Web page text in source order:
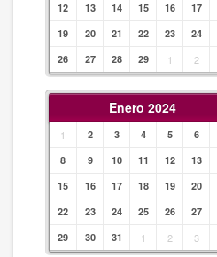
12
13 14 15 16 17
19
20 21 22 23 24
26
27 28 29 1 2
Enero 2024
1 2 3 4 5 6
8
9 10 11 12 13
15
16 17 18 19 20
22
23 24 25 26 27
29
30 31 1 2 3